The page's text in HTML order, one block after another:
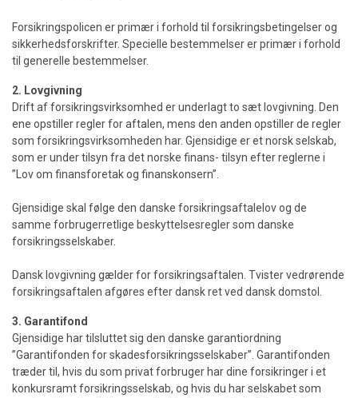
Forsikringspolicen er primær i forhold til forsikringsbetingelser og
sikkerhedsforskrifter. Specielle bestemmelser er primær i forhold
til generelle bestemmelser.
2. Lovgivning
Drift af forsikringsvirksomhed er underlagt to sæt lovgivning. Den
ene opstiller regler for aftalen, mens den anden opstiller de regler
som forsikringsvirksomheden har. Gjensidige er et norsk selskab,
som er under tilsyn fra det norske finans- tilsyn efter reglerne i
”Lov om finansforetak og finanskonsern”.
Gjensidige skal følge den danske forsikringsaftalelov og de
samme forbrugerretlige beskyttelsesregler som danske
forsikringsselskaber.
Dansk lovgivning gælder for forsikringsaftalen. Tvister vedrørende
forsikringsaftalen afgøres efter dansk ret ved dansk domstol.
3. Garantifond
Gjensidige har tilsluttet sig den danske garantiordning
”Garantifonden for skadesforsikringsselskaber”. Garantifonden
træder til, hvis du som privat forbruger har dine forsikringer i et
konkursramt forsikringsselskab, og hvis du har selskabet som